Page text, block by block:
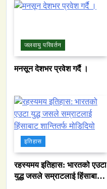
भित्री कथा
जलवायु परिवर्तन
मनसून देशभर प्रवेश गर्दै ।
इतिहास
रहस्यमय इतिहास: भारतको एउटा
युद्ध जसले सम्राटलाई हिंसाबाट